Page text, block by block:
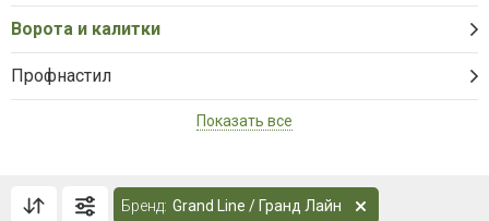
Ворота и калитки
Профнастил
Показать все
Бренд: Grand Line / Гранд Лайн